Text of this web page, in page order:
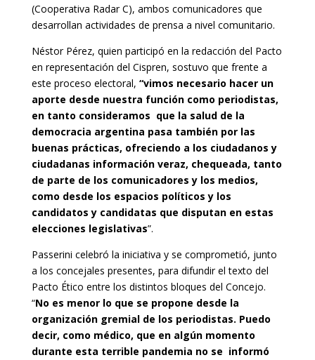
(Cooperativa Radar C), ambos comunicadores que
desarrollan actividades de prensa a nivel comunitario.
Néstor Pérez, quien participó en la redacción del Pacto
en representación del Cispren, sostuvo que frente a
este proceso electoral, “vimos necesario hacer un
aporte desde nuestra función como periodistas,
en tanto consideramos que la salud de la
democracia argentina pasa también por las
buenas prácticas, ofreciendo a los ciudadanos y
ciudadanas información veraz, chequeada, tanto
de parte de los comunicadores y los medios,
como desde los espacios políticos y los
candidatos y candidatas que disputan en estas
elecciones legislativas”.
Passerini celebró la iniciativa y se comprometió, junto
a los concejales presentes, para difundir el texto del
Pacto Ético entre los distintos bloques del Concejo.
“No es menor lo que se propone desde la
organización gremial de los periodistas. Puedo
decir, como médico, que en algún momento
durante esta terrible pandemia no se informó